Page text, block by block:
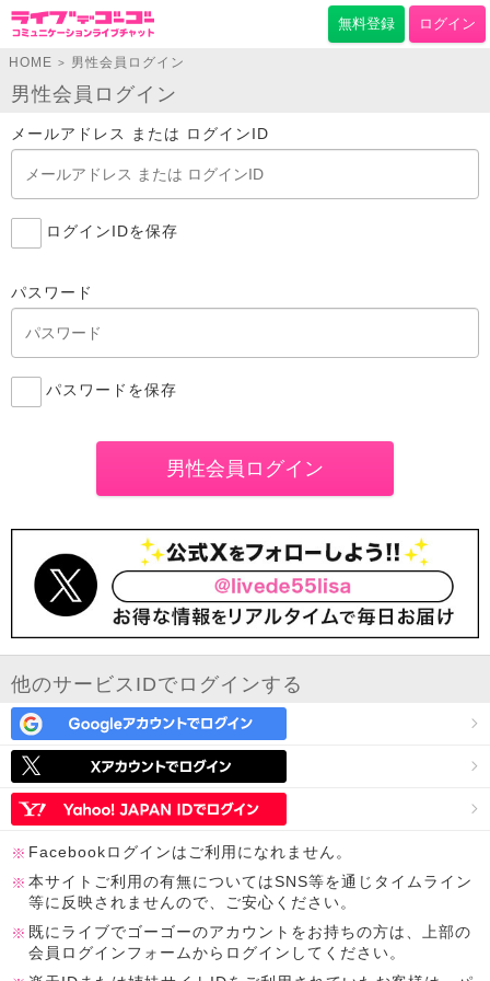
無料登録 ログイン
HOME > 男性会員ログイン
男性会員ログイン
メールアドレス または ログインID
ログインIDを保存
パスワード
パスワードを保存
他のサービスIDでログインする
Facebookログインはご利用になれません。
本サイトご利用の有無についてはSNS等を通じタイムライン
等に反映されませんので、ご安心ください。
既にライブでゴーゴーのアカウントをお持ちの方は、上部の
会員ログインフォームからログインしてください。